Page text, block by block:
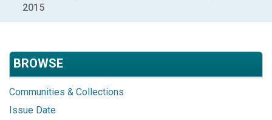
2015
BROWSE
Communities & Collections
Issue Date